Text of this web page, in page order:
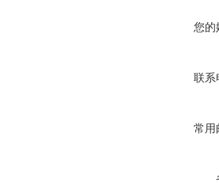
您的
联系
常用